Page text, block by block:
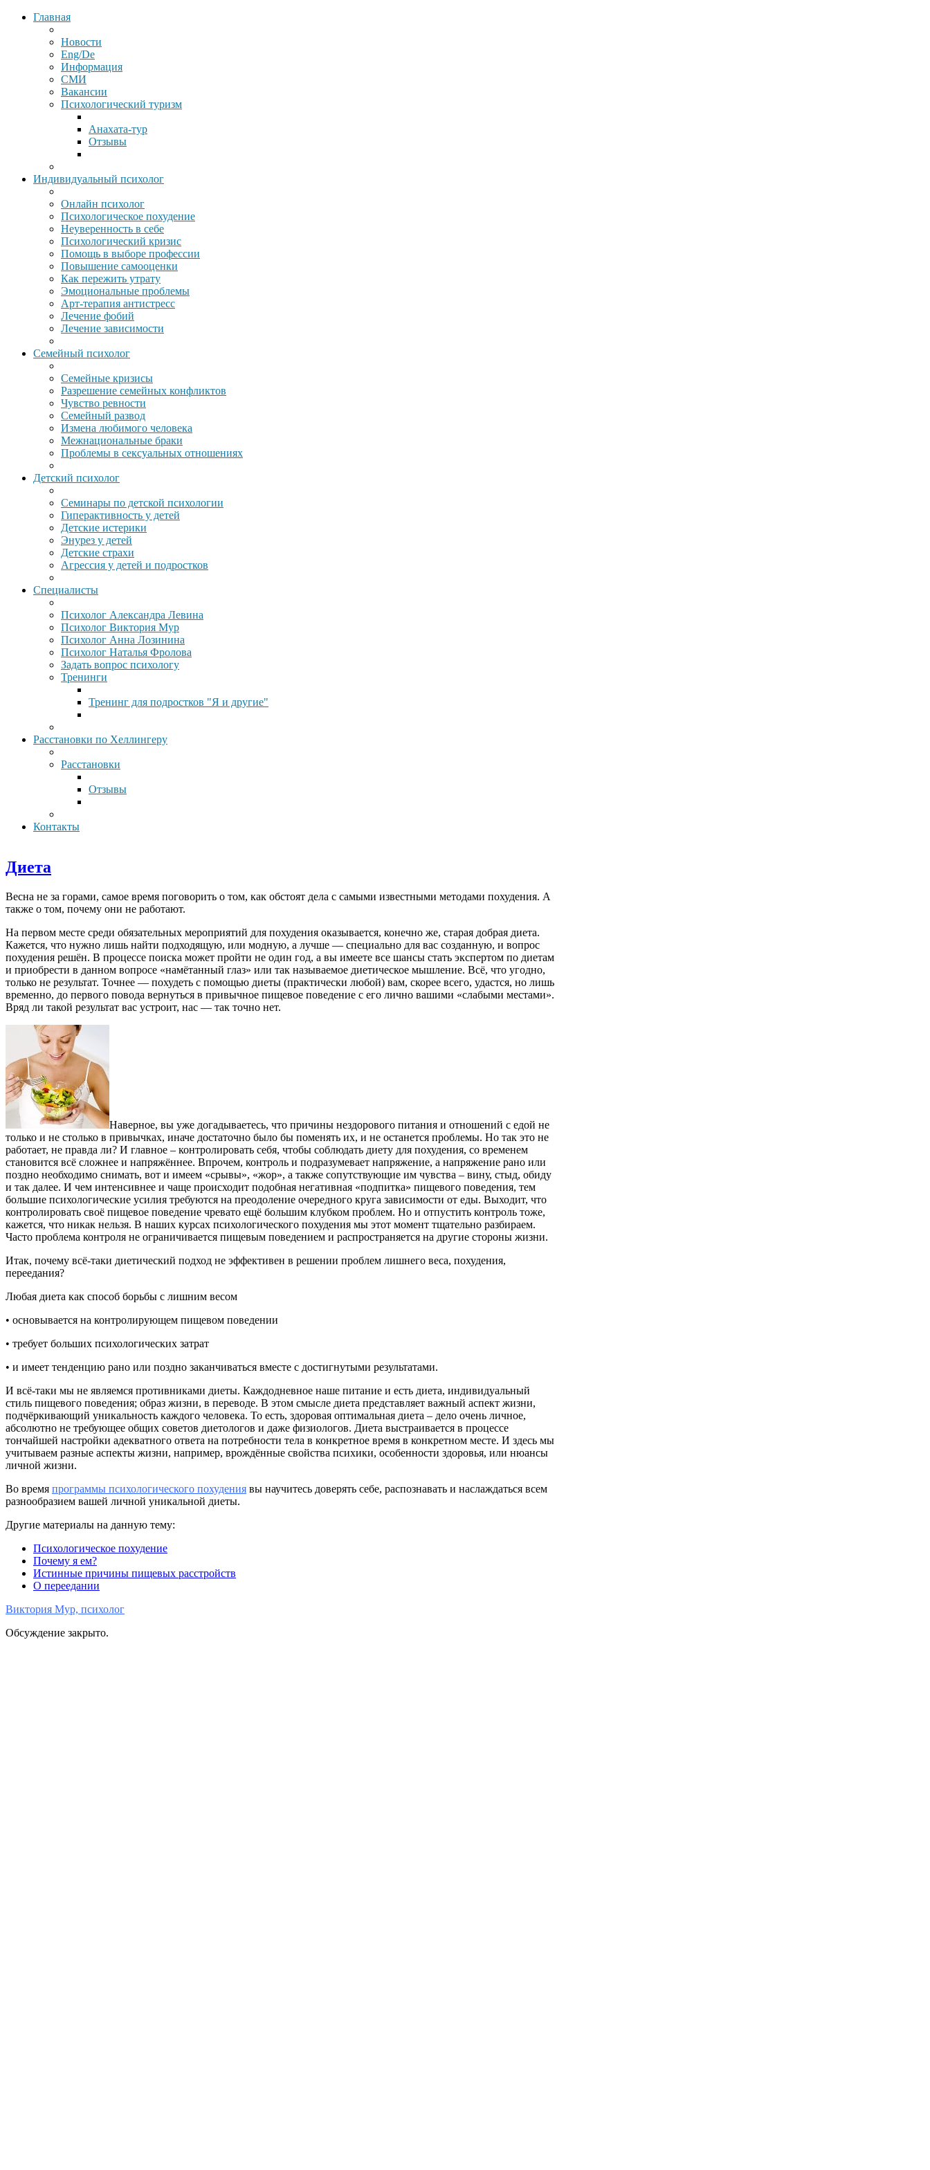
Главная
Новости
Eng/De
Информация
СМИ
Вакансии
Психологический туризм
Анахата-тур
Отзывы
Индивидуальный психолог
Онлайн психолог
Психологическое похудение
Неуверенность в себе
Психологический кризис
Помощь в выборе профессии
Повышение самооценки
Как пережить утрату
Эмоциональные проблемы
Арт-терапия антистресс
Лечение фобий
Лечение зависимости
Семейный психолог
Семейные кризисы
Разрешение семейных конфликтов
Чувство ревности
Семейный развод
Измена любимого человека
Межнациональные браки
Проблемы в сексуальных отношениях
Детский психолог
Семинары по детской психологии
Гиперактивность у детей
Детские истерики
Энурез у детей
Детские страхи
Агрессия у детей и подростков
Специалисты
Психолог Александра Левина
Психолог Виктория Мур
Психолог Анна Лозинина
Психолог Наталья Фролова
Задать вопрос психологу
Тренинги
Тренинг для подростков "Я и другие"
Расстановки по Хеллингеру
Расстановки
Отзывы
Контакты
Диета
Весна не за горами, самое время поговорить о том, как обстоят дела с самыми известными методами похудения. А
также о том, почему они не работают.
На первом месте среди обязательных мероприятий для похудения оказывается, конечно же, старая добрая диета.
Кажется, что нужно лишь найти подходящую, или модную, а лучше — специально для вас созданную, и вопрос
похудения решён. В процессе поиска может пройти не один год, а вы имеете все шансы стать экспертом по диетам
и приобрести в данном вопросе «намётанный глаз» или так называемое диетическое мышление. Всё, что угодно,
только не результат. Точнее — похудеть с помощью диеты (практически любой) вам, скорее всего, удастся, но лишь
временно, до первого повода вернуться в привычное пищевое поведение с его лично вашими «слабыми местами».
Вряд ли такой результат вас устроит, нас — так точно нет.
Наверное, вы уже догадываетесь, что причины нездорового питания и отношений с едой не
только и не столько в привычках, иначе достаточно было бы поменять их, и не останется проблемы. Но так это не
работает, не правда ли? И главное – контролировать себя, чтобы соблюдать диету для похудения, со временем
становится всё сложнее и напряжённее. Впрочем, контроль и подразумевает напряжение, а напряжение рано или
поздно необходимо снимать, вот и имеем «срывы», «жор», а также сопутствующие им чувства – вину, стыд, обиду
и так далее. И чем интенсивнее и чаще происходит подобная негативная «подпитка» пищевого поведения, тем
большие психологические усилия требуются на преодоление очередного круга зависимости от еды. Выходит, что
контролировать своё пищевое поведение чревато ещё большим клубком проблем. Но и отпустить контроль тоже,
кажется, что никак нельзя. В наших курсах психологического похудения мы этот момент тщательно разбираем.
Часто проблема контроля не ограничивается пищевым поведением и распространяется на другие стороны жизни.
Итак, почему всё-таки диетический подход не эффективен в решении проблем лишнего веса, похудения,
переедания?
Любая диета как способ борьбы с лишним весом
• основывается на контролирующем пищевом поведении
• требует больших психологических затрат
• и имеет тенденцию рано или поздно заканчиваться вместе с достигнутыми результатами.
И всё-таки мы не являемся противниками диеты. Каждодневное наше питание и есть диета, индивидуальный
стиль пищевого поведения; образ жизни, в переводе. В этом смысле диета представляет важный аспект жизни,
подчёркивающий уникальность каждого человека. То есть, здоровая оптимальная диета – дело очень личное,
абсолютно не требующее общих советов диетологов и даже физиологов. Диета выстраивается в процессе
тончайшей настройки адекватного ответа на потребности тела в конкретное время в конкретном месте. И здесь мы
учитываем разные аспекты жизни, например, врождённые свойства психики, особенности здоровья, или нюансы
личной жизни.
Во время программы психологического похудения вы научитесь доверять себе, распознавать и наслаждаться всем
разнообразием вашей личной уникальной диеты.
Другие материалы на данную тему:
Психологическое похудение
Почему я ем?
Истинные причины пищевых расстройств
О переедании
Виктория Мур, психолог
Обсуждение закрыто.